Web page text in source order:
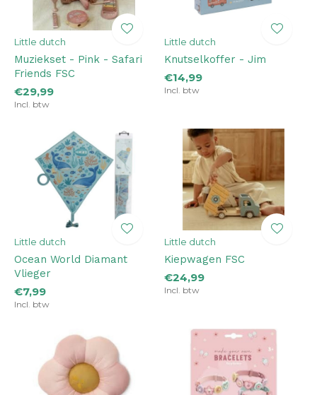
Little dutch
Muziekset - Pink - Safari
Friends FSC
€29,99
Incl. btw
Little dutch
Knutselkoffer - Jim
€14,99
Incl. btw
Little dutch
Ocean World Diamant
Vlieger
€7,99
Incl. btw
Little dutch
Kiepwagen FSC
€24,99
Incl. btw